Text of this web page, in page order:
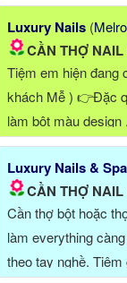
Luxury Nails (
CẦN THỢ NAIL GẤP
Tiệm em hiện đang
khách Mễ ) 👉Đặc
làm bột màu
Luxury Nails & Spa
CẦN THỢ
Cần thợ bột hoặc
làm everything
theo tay nghề. Tiệm